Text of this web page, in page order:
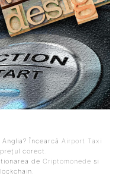
Încearcă Airport Taxi
corect.
de Criptomonede si